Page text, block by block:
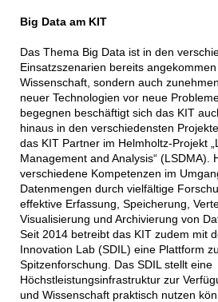
Big Data am KIT
Das Thema Big Data ist in den
Einsatzszenarien bereits
Wissenschaft, sondern auch
neuer Technologien vor neue
begegnen beschäftigt sich das KIT
hinaus in den verschiedensten
das KIT Partner im Helmholtz-Projekt
Management and Analysis“ (LSDMA).
verschiedene Kompetenzen im
Datenmengen durch vielfältige
effektive Erfassung, Speicherung,
Visualisierung und Archivierung von
Seit 2014 betreibt das KIT zudem mit
Innovation Lab (SDIL) eine Plattform
Spitzenforschung. Das SDIL stellt eine
Höchstleistungsinfrastruktur zur
und Wissenschaft praktisch nutzen